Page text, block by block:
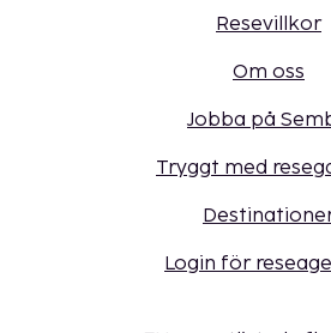
Resevillkor
Om oss
Jobba på
Tryggt med
Login för